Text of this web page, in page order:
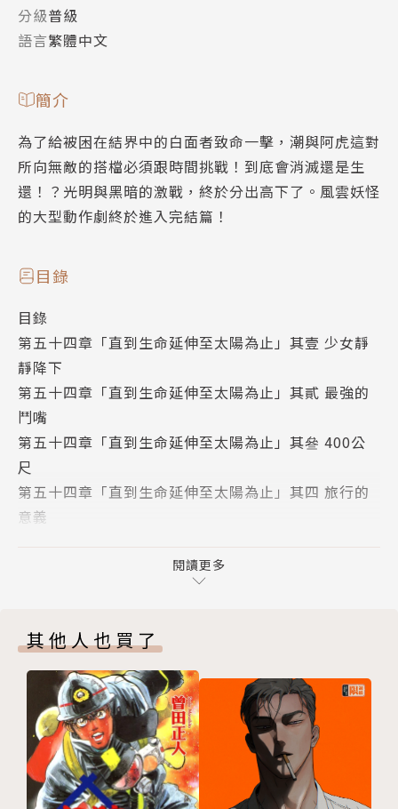
分級普級
語言繁體中文
簡介
為了給被困在結界中的白面者致命一擊，潮與阿虎這對
所向無敵的搭檔必須跟時間挑戰！到底會消滅還是生
還！？光明與黑暗的激戰，終於分出高下了。風雲妖怪
的大型動作劇終於進入完結篇！
目錄
目錄
第五十四章「直到生命延伸至太陽為止」其壹 少女靜
靜降下
第五十四章「直到生命延伸至太陽為止」其貳 最強的
鬥嘴
第五十四章「直到生命延伸至太陽為止」其叄 400公
尺
第五十四章「直到生命延伸至太陽為止」其四 旅行的
意義
最終章「潮與阿虎」其壹 最終局面
最終章「潮與阿虎」其貳 白面者
版權頁
閱讀更多
其他人也買了